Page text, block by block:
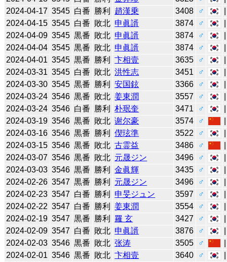
2024-04-17 3545 白番 勝利 趙漢乗 3408 ♂
2024-04-15 3545 白番 敗北 申眞諝 3874 ♂
2024-04-09 3545 黒番 敗北 申眞諝 3874 ♂
2024-04-04 3545 黒番 敗北 申眞諝 3874 ♂
2024-04-01 3545 黒番 勝利 卞相壹 3635 ♂
2024-03-31 3545 白番 敗北 洪性志 3451 ♂
2024-03-30 3545 黒番 勝利 安国鉉 3366 ♂
2024-03-24 3546 黒番 敗北 姜東潤 3557 ♂
2024-03-24 3546 白番 勝利 朴珉奎 3471 ♂
2024-03-19 3546 黒番 敗北 谢尔豪 3574 ♂
2024-03-16 3546 黒番 勝利 偰玹準 3522 ♂
2024-03-15 3546 黒番 敗北 古霊益 3486 ♂
2024-03-07 3546 黒番 敗北 元晟ジン 3496 ♂
2024-03-03 3546 黒番 勝利 金眞輝 3435 ♂
2024-02-26 3547 黒番 勝利 元晟ジン 3496 ♂
2024-02-23 3547 白番 勝利 申旻ジュン 3597 ♂
2024-02-22 3547 白番 勝利 姜東潤 3554 ♂
2024-02-19 3547 黒番 勝利 羅 玄 3427 ♂
2024-02-09 3547 白番 敗北 申眞諝 3876 ♂
2024-02-03 3546 黒番 敗北 张涛 3505 ♂
2024-02-01 3546 黒番 敗北 卞相壹 3640 ♂